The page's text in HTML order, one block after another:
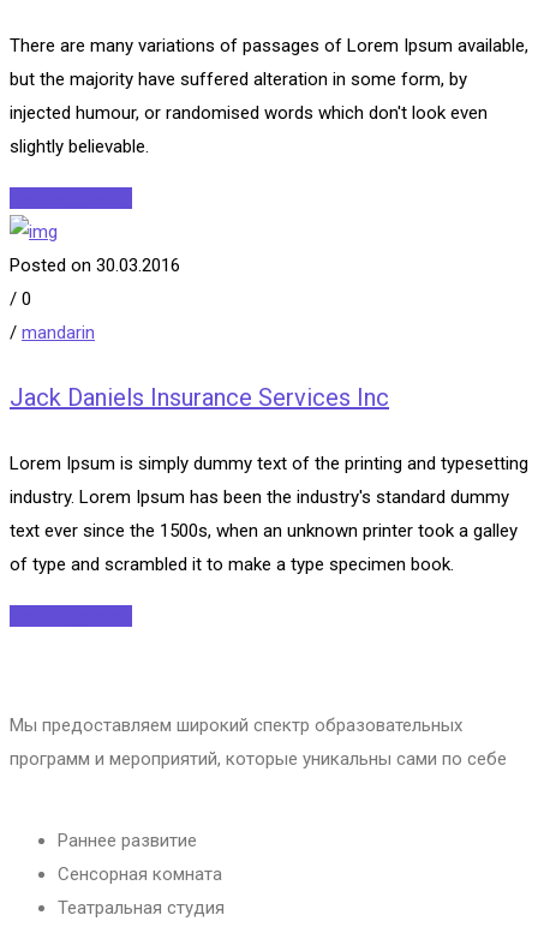
There are many variations of passages of Lorem Ipsum available,
but the majority have suffered alteration in some form, by
injected humour, or randomised words which don't look even
slightly believable.
Posted on 30.03.2016
/ 0
/ mandarin
Jack Daniels Insurance Services Inc
Lorem Ipsum is simply dummy text of the printing and typesetting
industry. Lorem Ipsum has been the industry's standard dummy
text ever since the 1500s, when an unknown printer took a galley
of type and scrambled it to make a type specimen book.
Мы предоставляем широкий спектр образовательных
программ и мероприятий, которые уникальны сами по себе
Раннее развитие
Сенсорная комната
Театральная студия